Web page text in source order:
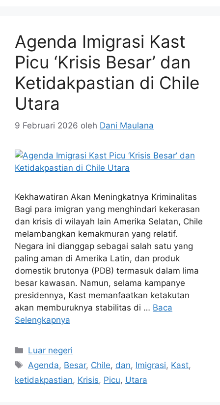
Agenda Imigrasi Kast
Picu ‘Krisis Besar’ dan
Ketidakpastian di Chile
Utara
9 Februari 2026 oleh Dani Maulana
Kekhawatiran Akan Meningkatnya Kriminalitas
Bagi para imigran yang menghindari kekerasan
dan krisis di wilayah lain Amerika Selatan, Chile
melambangkan kemakmuran yang relatif.
Negara ini dianggap sebagai salah satu yang
paling aman di Amerika Latin, dan produk
domestik brutonya (PDB) termasuk dalam lima
besar kawasan. Namun, selama kampanye
presidennya, Kast memanfaatkan ketakutan
akan memburuknya stabilitas di … Baca
Selengkapnya
Kategori
Luar negeri
Tag
Agenda, Besar, Chile, dan, Imigrasi, Kast,
ketidakpastian, Krisis, Picu, Utara